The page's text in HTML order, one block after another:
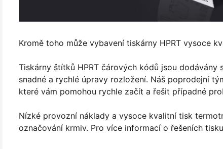
Kromě toho může vybavení tiskárny HPRT vysoce
Tiskárny štítků HPRT čárových kódů jsou
snadné a rychlé úpravy rozložení. Náš poprodejní
které vám pomohou rychle začít a řešit případné
Nízké provozní náklady a vysoce kvalitní tisk
označování krmiv. Pro více informací o řešeních